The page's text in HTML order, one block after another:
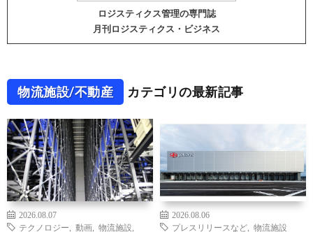
ロジスティクス管理の専門誌
月刊ロジスティクス・ビジネス
物流施設/不動産 カテゴリの最新記事
2026.08.07
テクノロジー
動画 物流施設
2026.08.06
プレスリリースなど
物流施設